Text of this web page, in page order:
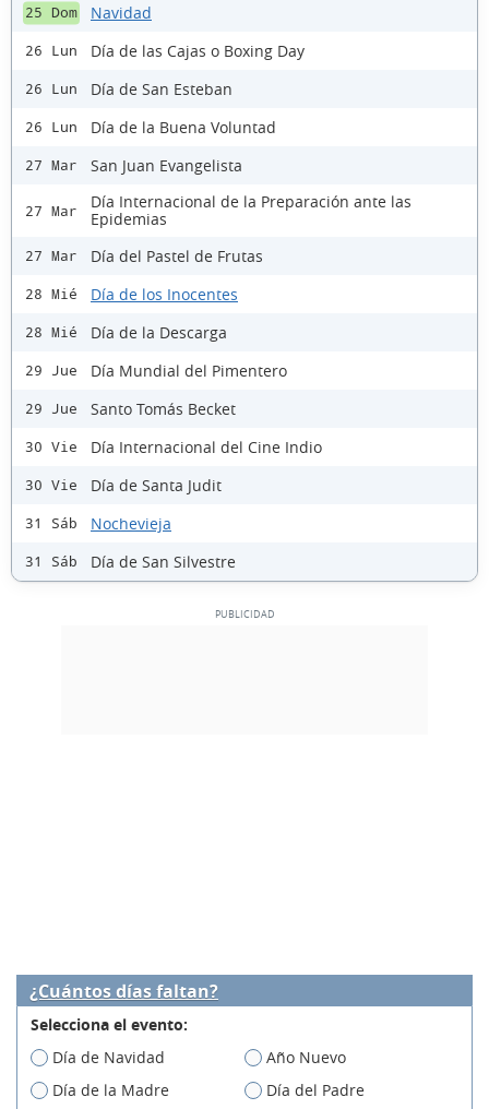
25 Dom Navidad
26 Lun Día de las Cajas o Boxing Day
26 Lun Día de San Esteban
26 Lun Día de la Buena Voluntad
27 Mar San Juan Evangelista
27 Mar
Día Internacional de la Preparación ante las
Epidemias
27 Mar Día del Pastel de Frutas
28 Mié Día de los Inocentes
28 Mié Día de la Descarga
29 Jue Día Mundial del Pimentero
29 Jue Santo Tomás Becket
30 Vie Día Internacional del Cine Indio
30 Vie Día de Santa Judit
31 Sáb Nochevieja
31 Sáb Día de San Silvestre
¿Cuántos días faltan?
Selecciona el evento:
Día de Navidad
Año Nuevo
Día de la Madre
Día del Padre